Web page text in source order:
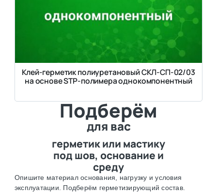
Клей-герметик полиуретановый СКЛ-СП-02/03
на основе STP-полимера однокомпонентный
Подберём
для вас
герметик или мастику
под шов, основание и
среду
Опишите материал основания, нагрузку и условия
эксплуатации. Подберём герметизирующий состав.